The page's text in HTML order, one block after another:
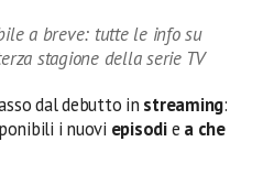
a breve: tutte le info su
stagione della serie TV
dal debutto in streaming:
i nuovi episodie a che